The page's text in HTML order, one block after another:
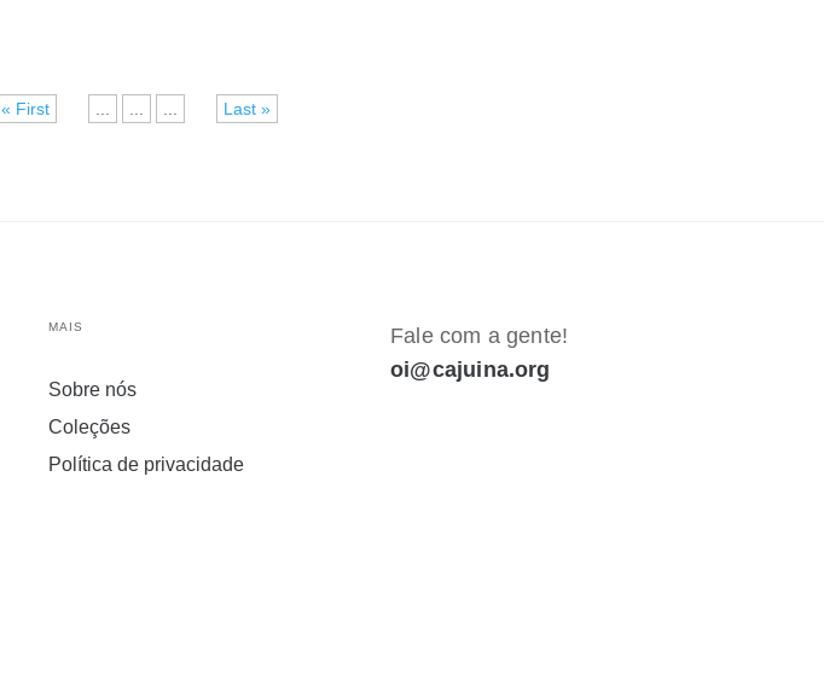
« First Last »
MAIS
Sobre nós
Coleções
Política de privacidade
Fale com a gente!
oi@cajuina.org